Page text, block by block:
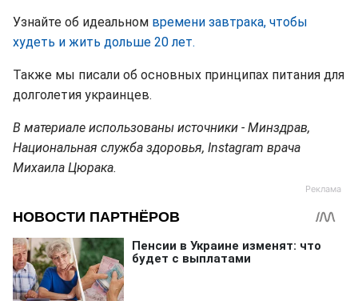
Узнайте об идеальном времени завтрака, чтобы
худеть и жить дольше 20 лет.
Также мы писали об основных принципах питания для
долголетия украинцев.
В материале использованы источники - Минздрав,
Национальная служба здоровья, Instagram врача
Михаила Цюрака.